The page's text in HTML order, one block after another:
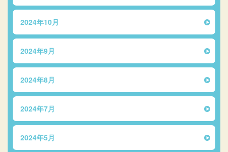
2024年10月
2024年9月
2024年8月
2024年7月
2024年5月